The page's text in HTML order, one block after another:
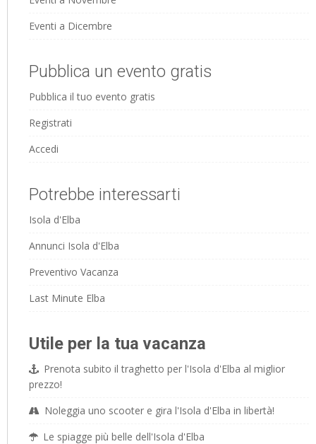
Eventi a Dicembre
Pubblica un evento gratis
Pubblica il tuo evento gratis
Registrati
Accedi
Potrebbe interessarti
Isola d'Elba
Annunci Isola d'Elba
Preventivo Vacanza
Last Minute Elba
Utile per la tua vacanza
Prenota subito il traghetto per l'Isola d'Elba al miglior
prezzo!
Noleggia uno scooter e gira l'Isola d'Elba in libertà!
Le spiagge più belle dell'Isola d'Elba